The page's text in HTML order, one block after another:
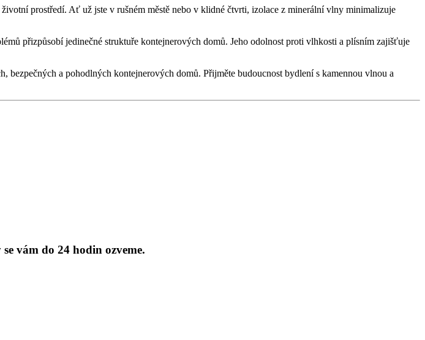
prostředí. Ať už jste v rušném městě nebo v klidné čtvrti, izolace z minerální vlny minimalizuje
přizpůsobí jedinečné struktuře kontejnerových domů. Jeho odolnost proti vlhkosti a plísním zajišťuje
a pohodlných kontejnerových domů. Přijměte budoucnost bydlení s kamennou vlnou a
vám do 24 hodin ozveme.